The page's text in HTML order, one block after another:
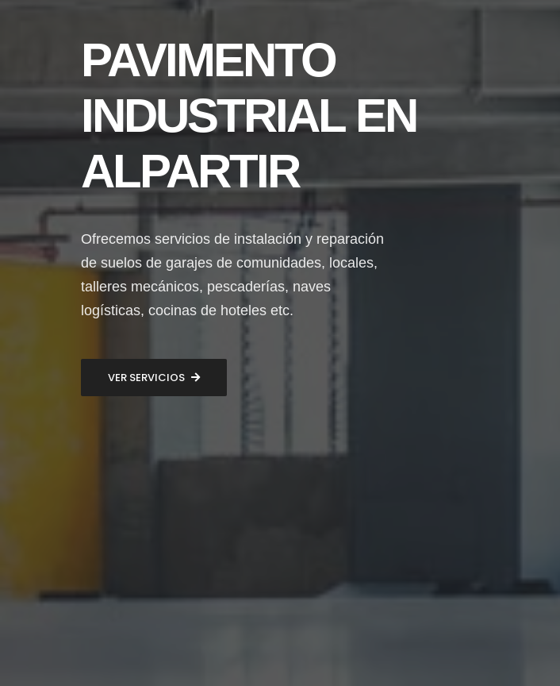
PAVIMENTO
INDUSTRIAL EN
ALPARTIR
Ofrecemos servicios de instalación y reparación
de suelos de garajes de comunidades, locales,
talleres mecánicos, pescaderías, naves
logísticas, cocinas de hoteles etc.
VER SERVICIOS